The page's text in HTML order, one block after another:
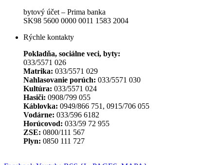
bytový účet – Prima banka
SK98 5600 0000 0011 1583 2004
Rýchle kontakty
Pokladňa, sociálne veci, byty:
033/5571 026
Matrika: 033/5571 029
Nahlasovanie porúch: 033/5571 030
Kultúra: 033/5571 024
Hasiči: 0908/799 055
Káblovka: 0949/866 751, 0915/706 055
Vodárne: 033/596 6182
Horúcovod: 033/59 72 955
ZSE: 0800/111 567
Plyn: 0850 111 727